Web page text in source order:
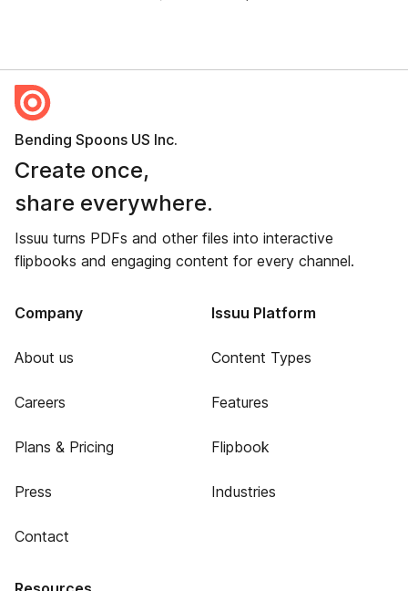
Bending Spoons US Inc.
Create once,
share everywhere.
Issuu turns PDFs and other files into interactive
flipbooks and engaging content for every channel.
Company
About us
Careers
Plans & Pricing
Press
Contact
Issuu Platform
Content Types
Features
Flipbook
Industries